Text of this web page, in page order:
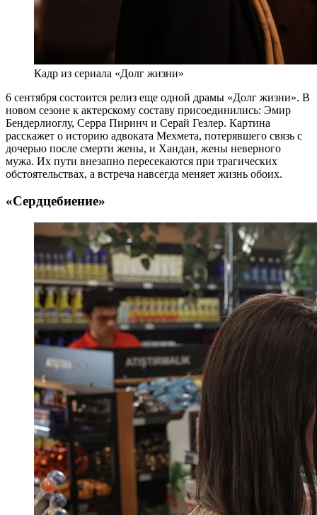
Кадр из сериала «Долг жизни»
6 сентября состоится релиз еще одной драмы «Долг жизни». В
новом сезоне к актерскому составу присоединились: Эмир
Бендерлиоглу, Серра Пиринч и Серай Гезлер. Картина
расскажет о историю адвоката Мехмета, потерявшего связь с
дочерью после смерти жены, и Хандан, жены неверного
мужа. Их пути внезапно пересекаются при трагических
обстоятельствах, а встреча навсегда меняет жизнь обоих.
«Сердцебиение»